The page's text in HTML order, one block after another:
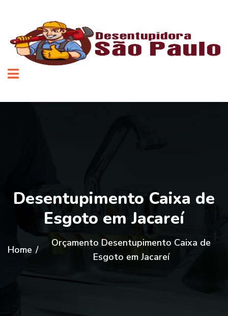
Desentupimento Caixa de
Esgoto em Jacareí
Home /
Orçamento Desentupimento Caixa de
Esgoto em Jacareí